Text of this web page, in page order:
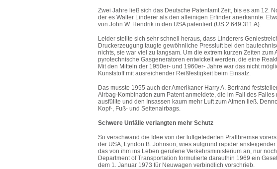
Zwei Jahre ließ sich das Deutsche Patentamt Zeit, bis es am 12.
der es Walter Linderer als den alleinigen Erfinder anerkannte.
von John W. Hendrik in den USA patentiert (US 2 649 311 A).
Leider stellte sich sehr schnell heraus, dass Linderers
Druckerzeugung taugte gewöhnliche Pressluft bei den
nichts, sie war viel zu langsam. Um die extrem kurzen Zeiten zum
pyrotechnische Gasgeneratoren entwickelt werden, die eine
Mit den Mitteln der 1950er- und 1960er- Jahre war das nicht
Kunststoff mit ausreichender Reißfestigkeit beim Einsatz.
Das musste 1955 auch der Amerikaner Harry A. Bertrand
Airbag-Kombination zum Patent anmeldete, die im Fall des
ausfüllte und den Insassen kaum mehr Luft zum Atmen ließ.
Kopf-, Fuß- und Seitenairbags.
Schwere Unfälle verlangten mehr Schutz
So verschwand die Idee von der luftgefederten Prallbremse
der USA, Lyndon B. Johnson, wies aufgrund rapider
das von ihm ins Leben gerufene Verkehrsministerium an, nur
Department of Transportation formulierte daraufhin 1969 ein
dem 1. Januar 1973 für Neuwagen verbindlich vorschrieb.